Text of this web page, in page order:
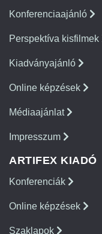
Konferenciaajánló
Perspektíva kisfilmek
Kiadványajánló
Online képzések
Médiaajánlat
Impresszum
ARTIFEX KIADÓ
Konferenciák
Online képzések
Szaklapok